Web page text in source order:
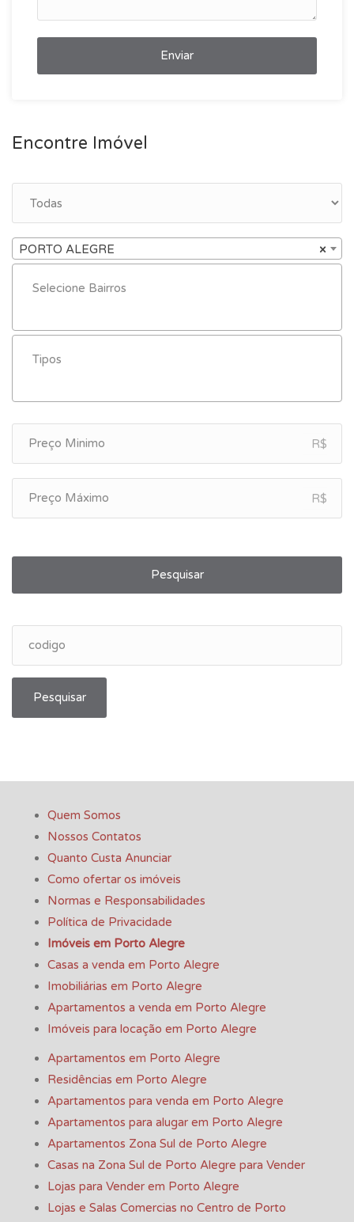
Enviar
Encontre Imóvel
×
PORTO ALEGRE
R$
R$
Pesquisar
Pesquisar
Quem Somos
Nossos Contatos
Quanto Custa Anunciar
Como ofertar os imóveis
Normas e Responsabilidades
Política de Privacidade
Imóveis em Porto Alegre
Casas a venda em Porto Alegre
Imobiliárias em Porto Alegre
Apartamentos a venda em Porto Alegre
Imóveis para locação em Porto Alegre
Apartamentos em Porto Alegre
Residências em Porto Alegre
Apartamentos para venda em Porto Alegre
Apartamentos para alugar em Porto Alegre
Apartamentos Zona Sul de Porto Alegre
Casas na Zona Sul de Porto Alegre para Vender
Lojas para Vender em Porto Alegre
Lojas e Salas Comercias no Centro de Porto